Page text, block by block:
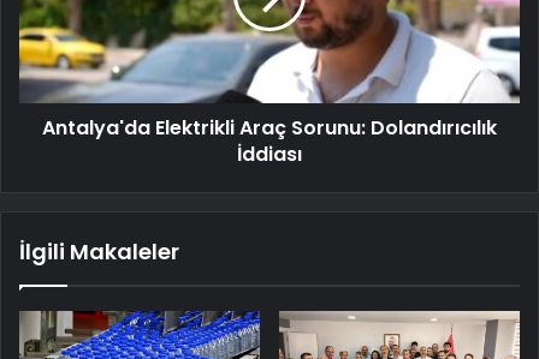
Antalya'da Elektrikli Araç Sorunu: Dolandırıcılık
İddiası
İlgili Makaleler